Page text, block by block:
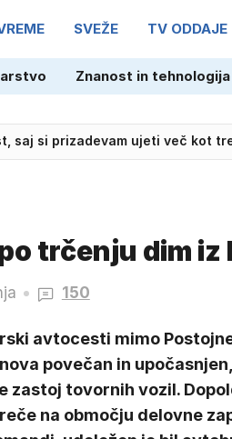
SVEŽE TV ODDAJE
Znanost in tehnologija
smo lahko zelo ponosni
trčenju dim iz
150
avtocesti mimo
povečan in
zastoj tovornih vozil.
na območju delovne